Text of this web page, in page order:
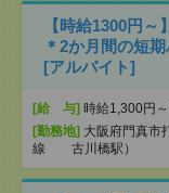
【時給1300円
＊2か月間の短
[アルバイト]
[給 与] 時給1,300円
[勤務地] 大阪府門真市
線 古川橋駅）